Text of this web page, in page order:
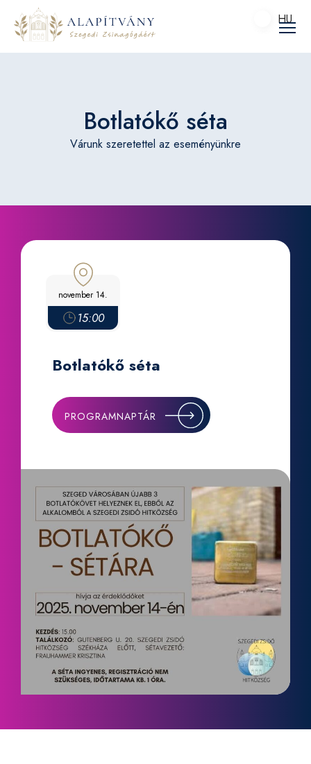
Botlatókő séta
Várunk szeretettel az eseményünkre
november 14.
15:00
Botlatókő séta
PROGRAMNAPTÁR
HU
HU